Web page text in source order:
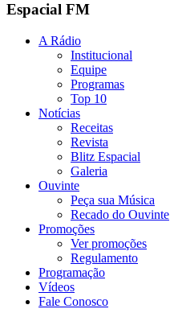
Espacial FM
A Rádio
Institucional
Equipe
Programas
Top 10
Notícias
Receitas
Revista
Blitz Espacial
Galeria
Ouvinte
Peça sua Música
Recado do Ouvinte
Promoções
Ver promoções
Regulamento
Programação
Vídeos
Fale Conosco